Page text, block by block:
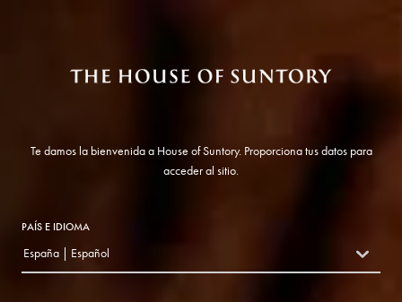
Te damos la bienvenida a House of Suntory. Proporciona tus datos para
acceder al sitio.
PAÍS E IDIOMA
countryDropdown
España | Español